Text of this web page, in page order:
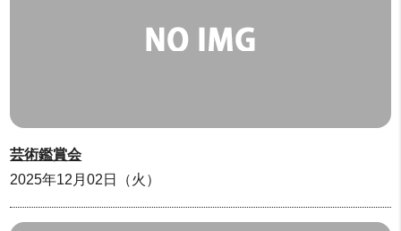
芸術鑑賞会
2025年12月02日（火）